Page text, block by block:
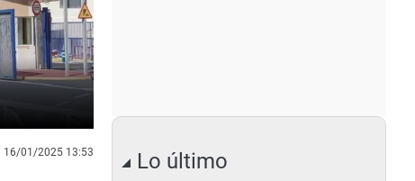
16/01/2025 13:53 Lo último